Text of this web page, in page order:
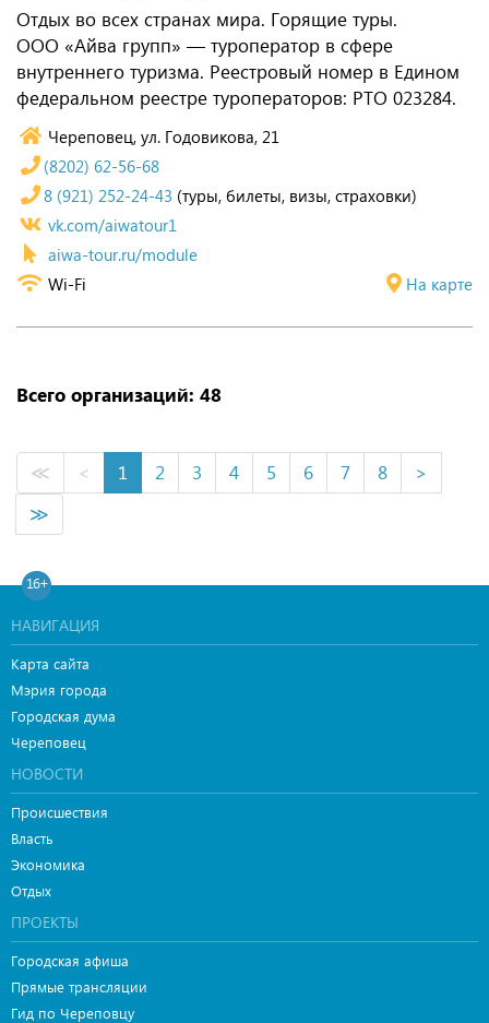
Отдых во всех странах мира. Горящие туры.
ООО «Айва групп» — туроператор в сфере
внутреннего туризма. Реестровый номер в Едином
федеральном реестре туроператоров: РТО 023284.
Череповец, ул. Годовикова, 21
На карте
(8202) 62-56-68
8 (921) 252-24-43 (туры, билеты, визы, страховки)
vk.com/aiwatour1
aiwa-tour.ru/module
Wi-Fi
Всего организаций: 48
≪ < 1 2 3 4 5 6 7 8
>
≫
16+
НАВИГАЦИЯ
Карта сайта
Мэрия города
Городская дума
Череповец
НОВОСТИ
Происшествия
Власть
Экономика
Отдых
ПРОЕКТЫ
Городская афиша
Прямые трансляции
Гид по Череповцу